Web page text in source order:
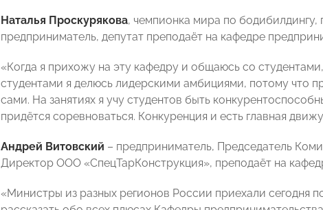
Наталья Проскурякова, чемпионка мира по
предприниматель, депутат преподаёт на кафедре
«Когда я прихожу на эту кафедру и общаюсь со
студентами я делюсь лидерскими амбициями, потому что
сами. На занятиях я учу студентов быть
придётся соревноваться. Конкуренция и есть главная
Андрей Витовский – предприниматель, Председатель
Директор ООО «СпецТарКонструкция», преподаёт на
«Министры из разных регионов России приехали сегодня